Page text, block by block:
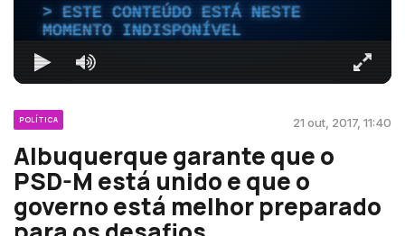
ESTE CONTEÚDO ESTÁ NESTE
MOMENTO INDISPONÍVEL
POLÍTICA 21 out, 2017, 11:40
Albuquerque garante que o
PSD-M está unido e que o
governo está melhor preparado